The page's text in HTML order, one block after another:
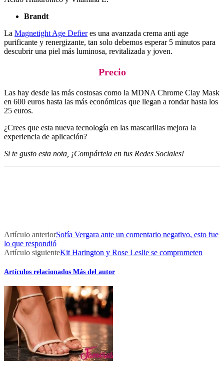
Brandt
La Magnetight Age Defieres una avanzada crema anti age
purificante y renergizante, tan solo debemos esperar 5 minutos para
descubrir una piel más luminosa, revitalizada y joven.
Precio
Las hay desde las más costosas como la MDNA Chrome Clay Mask
en 600 euros hasta las más económicas que llegan a rondar hasta los
25 euros.
¿Crees que esta nueva tecnología en las mascarillas mejora la
experiencia de aplicación?
Si te gusto esta nota, ¡Compártela en tus Redes Sociales!
Artículo anteriorSofía Vergara ante un comentario negativo, esto fue
lo que respondió
Artículo siguienteKit Harington y Rose Leslie se comprometen
Artículos relacionados Más del autor